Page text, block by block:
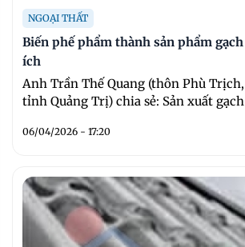
NGOẠI THẤT
Biến phế phẩm thành sản phẩm
ích
Anh Trần Thế Quang (thôn Phù
tỉnh Quảng Trị) chia sẻ: Sản xuất gạch
06/04/2026 - 17:20